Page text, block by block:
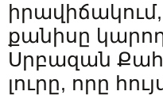
քանիսը կարող
Սրբազան
լուրը, որը